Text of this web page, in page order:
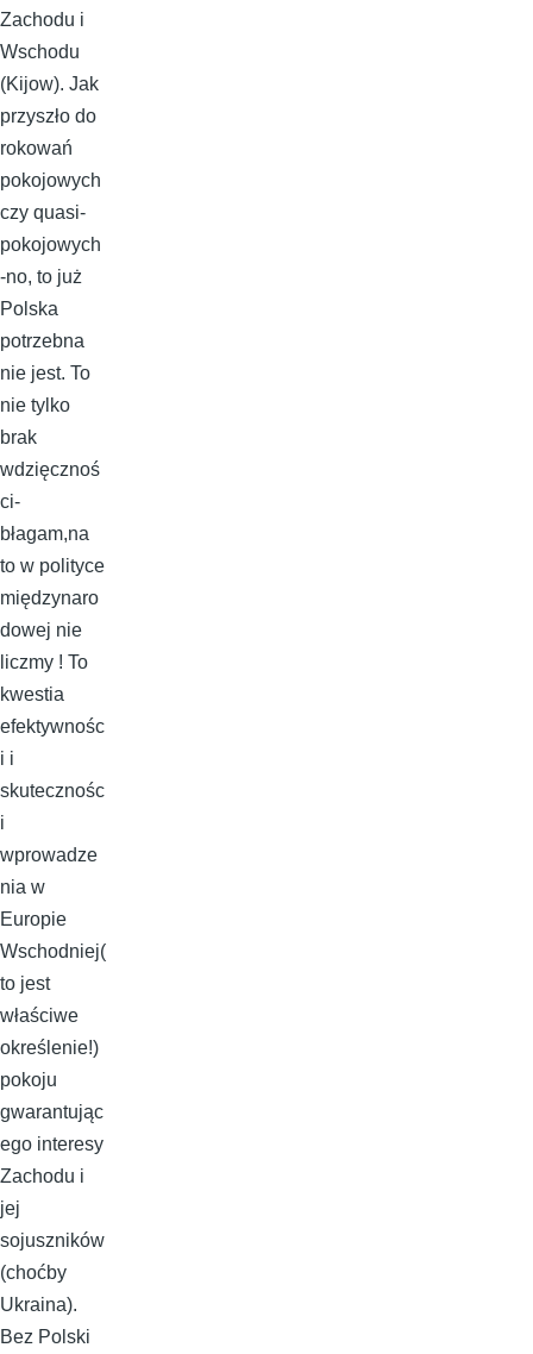
Zachodu i
Wschodu
(Kijow). Jak
przyszło do
rokowań
pokojowych
czy quasi-
pokojowych
-no, to już
Polska
potrzebna
nie jest. To
nie tylko
brak
wdzięcznoś
ci-
błagam,na
to w polityce
międzynaro
dowej nie
liczmy ! To
kwestia
efektywnośc
i i
skutecznośc
i
wprowadze
nia w
Europie
Wschodniej(
to jest
właściwe
określenie!)
pokoju
gwarantując
ego interesy
Zachodu i
jej
sojuszników
(choćby
Ukraina).
Bez Polski